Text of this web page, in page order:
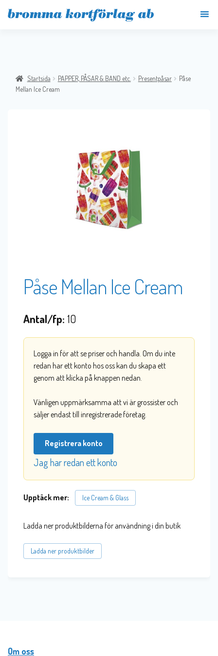
Startsida PAPPER, PÅSAR & BAND etc. Presentpåsar
Påse
Mellan Ice Cream
Påse Mellan Ice Cream
Antal/fp: 10
Logga in för att se priser och handla. Om du inte
redan har ett konto hos oss kan du skapa ett
genom att klicka på knappen nedan.
Vänligen uppmärksamma att vi är grossister och
säljer endast till inregistrerade företag.
Registrera konto
Jag har redan ett konto
Upptäck mer: Ice Cream & Glass
Ladda ner produktbilderna för användning i din butik
Ladda ner produktbilder
Om oss